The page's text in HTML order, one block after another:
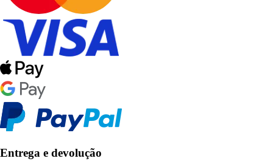
Entrega e devolução